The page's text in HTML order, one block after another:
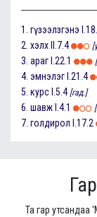
1. гүзээлзгэнэ
2. хэлх II.7.4
3. араг I.22.1
4. эмнэлэг I.21.4
5. курс I.5.4 [гад.]
6. шавж I.4.1
7. голдирол I.17.2
Та гар утсандаа